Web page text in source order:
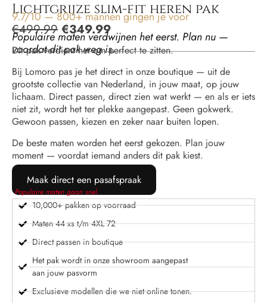
Lichtgrijze slim-fit heren pak
9.7/10 — 800+ mannen gingen je voor
€499.99 €349.99
Populaire maten verdwijnen het eerst. Plan nu —
voordat dit pak weg is.
Dit pak verdient het om perfect te zitten.
Bij Lomoro pas je het direct in onze boutique — uit de
grootste collectie van Nederland, in jouw maat, op jouw
lichaam. Direct passen, direct zien wat werkt — en als er iets
niet zit, wordt het ter plekke aangepast. Geen gokwerk.
Gewoon passen, kiezen en zeker naar buiten lopen.
De beste maten worden het eerst gekozen. Plan jouw
moment — voordat iemand anders dit pak kiest.
Maak direct een pasafspraak
Populaire maten gaan snel.
10,000+ pakken op voorraad
Maten 44 xs t/m 4XL 72
Direct passen in boutique
Het pak wordt in onze showroom aangepast
aan jouw pasvorm
Exclusieve modellen die we niet online tonen.